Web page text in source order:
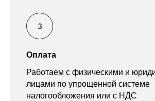
Оплата
Работаем с физическими и
лицами по упрощенной системе
налогообложения или с НДС